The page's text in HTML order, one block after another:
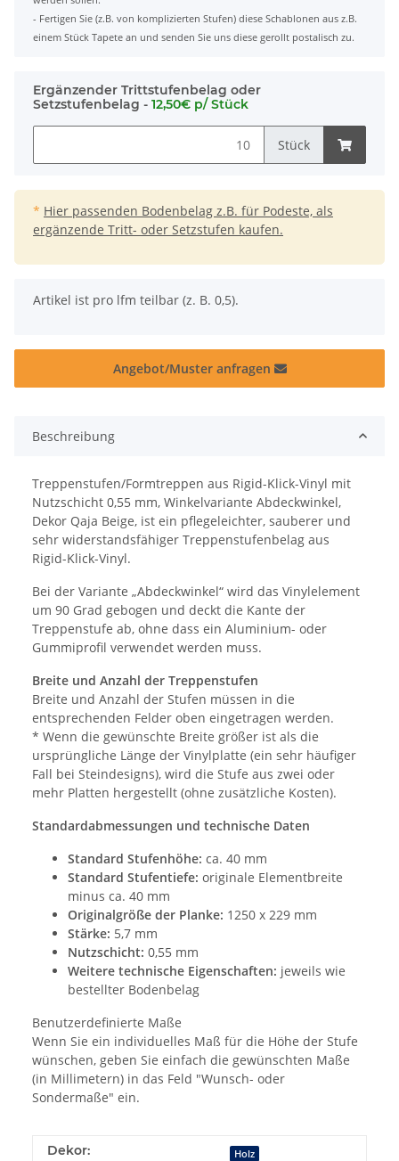
- Fertigen Sie (z.B. von komplizierten Stufen) diese Schablonen aus z.B.
einem Stück Tapete an und senden Sie uns diese gerollt postalisch zu.
Ergänzender Trittstufenbelag oder
Setzstufenbelag - 12,50€ p/ Stück
Stück
* Hier passenden Bodenbelag z.B. für Podeste, als
ergänzende Tritt- oder Setzstufen kaufen.
x
Artikel ist pro lfm teilbar (z. B. 0,5).
Angebot/Muster anfragen
Beschreibung
Treppenstufen/Formtreppen aus Rigid-Klick-Vinyl mit
Nutzschicht 0,55 mm, Winkelvariante Abdeckwinkel,
Dekor Qaja Beige, ist ein pflegeleichter, sauberer und
sehr widerstandsfähiger Treppenstufenbelag aus
Rigid-Klick-Vinyl.
Bei der Variante „Abdeckwinkel“ wird das Vinylelement
um 90 Grad gebogen und deckt die Kante der
Treppenstufe ab, ohne dass ein Aluminium- oder
Gummiprofil verwendet werden muss.
Breite und Anzahl der Treppenstufen
Breite und Anzahl der Stufen müssen in die
entsprechenden Felder oben eingetragen werden.
* Wenn die gewünschte Breite größer ist als die
ursprüngliche Länge der Vinylplatte (ein sehr häufiger
Fall bei Steindesigns), wird die Stufe aus zwei oder
mehr Platten hergestellt (ohne zusätzliche Kosten).
Standardabmessungen und technische Daten
Standard Stufenhöhe: ca. 40 mm
Standard Stufentiefe: originale Elementbreite
minus ca. 40 mm
Originalgröße der Planke: 1250 x 229 mm
Stärke: 5,7 mm
Nutzschicht: 0,55 mm
Weitere technische Eigenschaften: jeweils wie
bestellter Bodenbelag
Benutzerdefinierte Maße
Wenn Sie ein individuelles Maß für die Höhe der Stufe
wünschen, geben Sie einfach die gewünschten Maße
(in Millimetern) in das Feld "Wunsch- oder
Sondermaße" ein.
Dekor: Holz